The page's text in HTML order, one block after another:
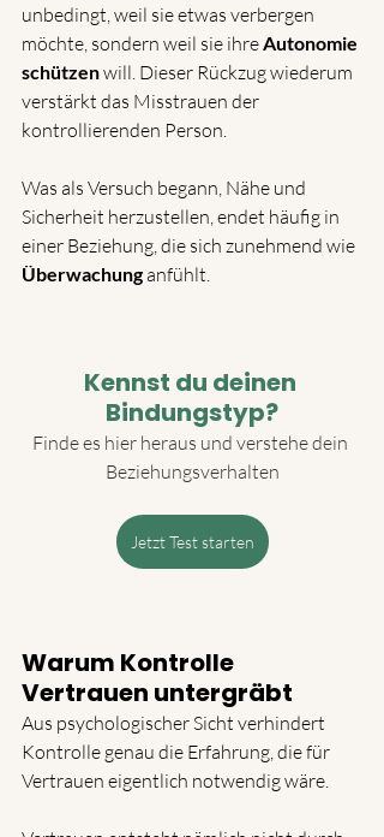
unbedingt, weil sie etwas verbergen
möchte, sondern weil sie ihre Autonomie
schützen will. Dieser Rückzug wiederum
verstärkt das Misstrauen der
kontrollierenden Person.
Was als Versuch begann, Nähe und
Sicherheit herzustellen, endet häufig in
einer Beziehung, die sich zunehmend wie
Überwachung anfühlt.
Kennst du deinen
Bindungstyp?
Finde es hier heraus und verstehe dein
Beziehungsverhalten
Jetzt Test starten
Warum Kontrolle
Vertrauen untergräbt
Aus psychologischer Sicht verhindert
Kontrolle genau die Erfahrung, die für
Vertrauen eigentlich notwendig wäre.